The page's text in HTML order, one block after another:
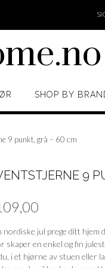
SHOP BY
9 punkt, grå – 60 cm
9
nordiske jul prege ditt
skaper en enkel og fin
i et hjørne av stuen eller